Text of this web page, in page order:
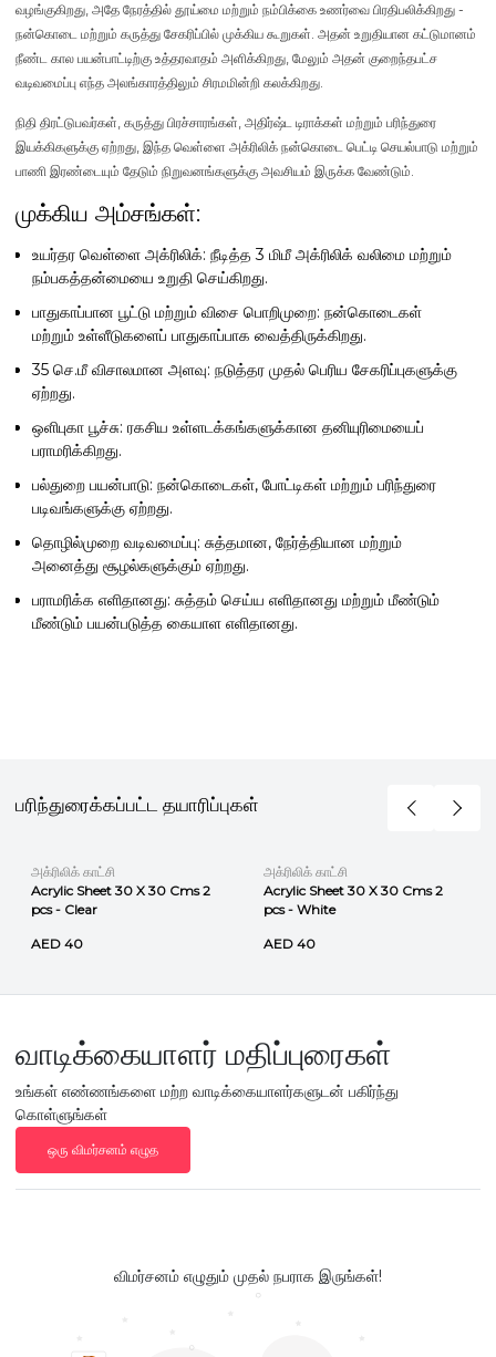
வழங்குகிறது, அதே நேரத்தில் தூய்மை மற்றும் நம்பிக்கை உணர்வை பிரதிபலிக்கிறது -
நன்கொடை மற்றும் கருத்து சேகரிப்பில் முக்கிய கூறுகள். அதன் உறுதியான கட்டுமானம்
நீண்ட கால பயன்பாட்டிற்கு உத்தரவாதம் அளிக்கிறது, மேலும் அதன் குறைந்தபட்ச
வடிவமைப்பு எந்த அலங்காரத்திலும் சிரமமின்றி கலக்கிறது.
நிதி திரட்டுபவர்கள், கருத்து பிரச்சாரங்கள், அதிர்ஷ்ட டிராக்கள் மற்றும் பரிந்துரை
இயக்கிகளுக்கு ஏற்றது, இந்த வெள்ளை அக்ரிலிக் நன்கொடை பெட்டி செயல்பாடு மற்றும்
பாணி இரண்டையும் தேடும் நிறுவனங்களுக்கு அவசியம் இருக்க வேண்டும்.
முக்கிய அம்சங்கள்:
உயர்தர வெள்ளை அக்ரிலிக்: நீடித்த 3 மிமீ அக்ரிலிக் வலிமை மற்றும்
நம்பகத்தன்மையை உறுதி செய்கிறது.
பாதுகாப்பான பூட்டு மற்றும் விசை பொறிமுறை: நன்கொடைகள்
மற்றும் உள்ளீடுகளைப் பாதுகாப்பாக வைத்திருக்கிறது.
35 செ.மீ விசாலமான அளவு: நடுத்தர முதல் பெரிய சேகரிப்புகளுக்கு
ஏற்றது.
ஒளிபுகா பூச்சு: ரகசிய உள்ளடக்கங்களுக்கான தனியுரிமையைப்
பராமரிக்கிறது.
பல்துறை பயன்பாடு: நன்கொடைகள், போட்டிகள் மற்றும் பரிந்துரை
படிவங்களுக்கு ஏற்றது.
தொழில்முறை வடிவமைப்பு: சுத்தமான, நேர்த்தியான மற்றும்
அனைத்து சூழல்களுக்கும் ஏற்றது.
பராமரிக்க எளிதானது: சுத்தம் செய்ய எளிதானது மற்றும் மீண்டும்
மீண்டும் பயன்படுத்த கையாள எளிதானது.
பரிந்துரைக்கப்பட்ட தயாரிப்புகள்
அக்ரிலிக் காட்சி
Acrylic Sheet 30 X 30 Cms 2
pcs - Clear
AED 40
அக்ரிலிக் காட்சி
Acrylic Sheet 30 X 30 Cms 2
pcs - White
AED 40
வாடிக்கையாளர் மதிப்புரைகள்
உங்கள் எண்ணங்களை மற்ற வாடிக்கையாளர்களுடன் பகிர்ந்து
கொள்ளுங்கள்
ஒரு விமர்சனம் எழுத
விமர்சனம் எழுதும் முதல் நபராக இருங்கள்!